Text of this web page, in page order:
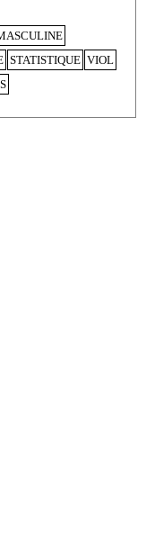
STATISTIQUE VIOL